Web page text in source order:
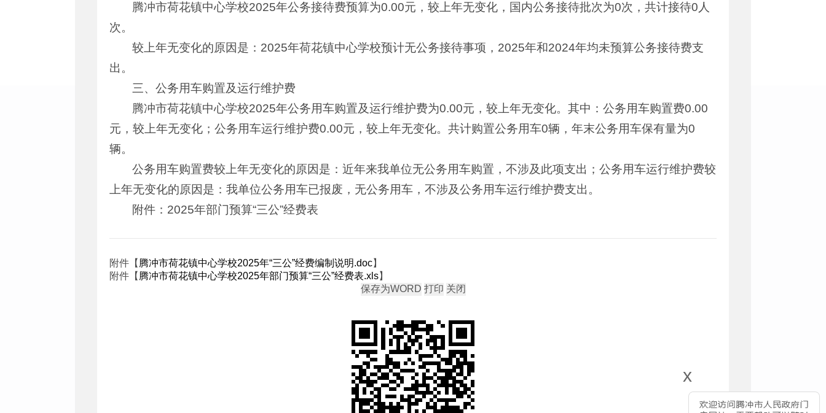
x
腾冲市荷花镇中心学校2025年公务接待费预算为0.00元，较上年无变化，国内公务接待批次为0次，共计接待0人
次。
较上年无变化的原因是：2025年荷花镇中心学校预计无公务接待事项，2025年和2024年均未预算公务接待费支
出。
三、公务用车购置及运行维护费
腾冲市荷花镇中心学校2025年公务用车购置及运行维护费为0.00元，较上年无变化。其中：公务用车购置费0.00
元，较上年无变化；公务用车运行维护费0.00元，较上年无变化。共计购置公务用车0辆，年末公务用车保有量为0
辆。
公务用车购置费较上年无变化的原因是：近年来我单位无公务用车购置，不涉及此项支出；公务用车运行维护费较
上年无变化的原因是：我单位公务用车已报废，无公务用车，不涉及公务用车运行维护费支出。
附件：2025年部门预算“三公”经费表
附件【 腾冲市荷花镇中心学校2025年“三公”经费编制说明.doc】
附件【 腾冲市荷花镇中心学校2025年部门预算“三公”经费表.xls】